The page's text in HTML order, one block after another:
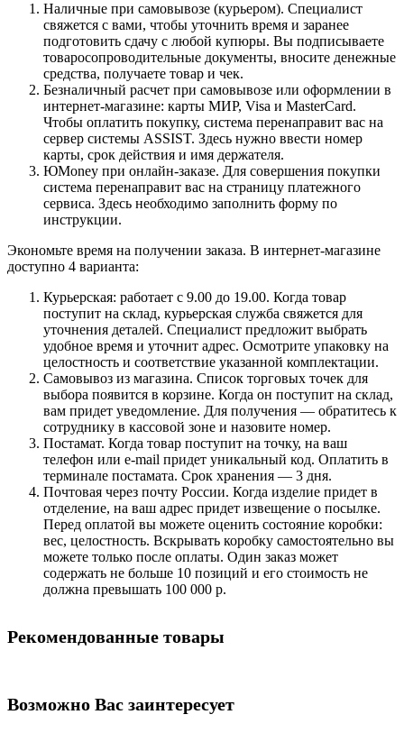
Наличные при самовывозе (курьером). Специалист
свяжется с вами, чтобы уточнить время и заранее
подготовить сдачу с любой купюры. Вы подписываете
товаросопроводительные документы, вносите денежные
средства, получаете товар и чек.
Безналичный расчет при самовывозе или оформлении в
интернет-магазине: карты МИР, Visa и MasterCard.
Чтобы оплатить покупку, система перенаправит вас на
сервер системы ASSIST. Здесь нужно ввести номер
карты, срок действия и имя держателя.
ЮMoney при онлайн-заказе. Для совершения покупки
система перенаправит вас на страницу платежного
сервиса. Здесь необходимо заполнить форму по
инструкции.
Экономьте время на получении заказа. В интернет-магазине
доступно 4 варианта:
Курьерская: работает с 9.00 до 19.00. Когда товар
поступит на склад, курьерская служба свяжется для
уточнения деталей. Специалист предложит выбрать
удобное время и уточнит адрес. Осмотрите упаковку на
целостность и соответствие указанной комплектации.
Самовывоз из магазина. Список торговых точек для
выбора появится в корзине. Когда он поступит на склад,
вам придет уведомление. Для получения — обратитесь к
сотруднику в кассовой зоне и назовите номер.
Постамат. Когда товар поступит на точку, на ваш
телефон или e-mail придет уникальный код. Оплатить в
терминале постамата. Срок хранения — 3 дня.
Почтовая через почту России. Когда изделие придет в
отделение, на ваш адрес придет извещение о посылке.
Перед оплатой вы можете оценить состояние коробки:
вес, целостность. Вскрывать коробку самостоятельно вы
можете только после оплаты. Один заказ может
содержать не больше 10 позиций и его стоимость не
должна превышать 100 000 р.
Рекомендованные товары
Возможно Вас заинтересует